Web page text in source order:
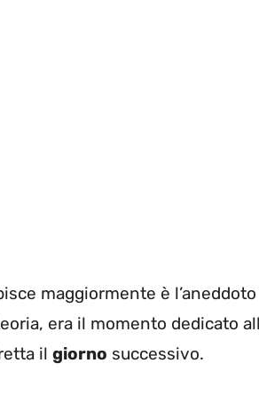
maggiormente è
era il momento dedicato
il giorno successivo.